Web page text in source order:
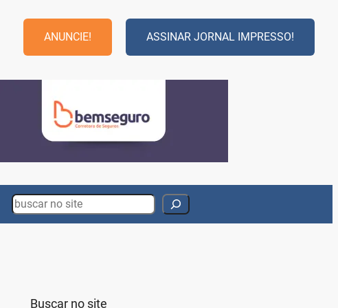
ANUNCIE! ASSINAR JORNAL IMPRESSO!
Search
Buscar no site